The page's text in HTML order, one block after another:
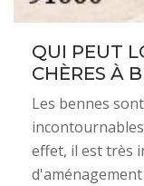
QUI PEUT
CHÈRES À
Les bennes
effet, il est très